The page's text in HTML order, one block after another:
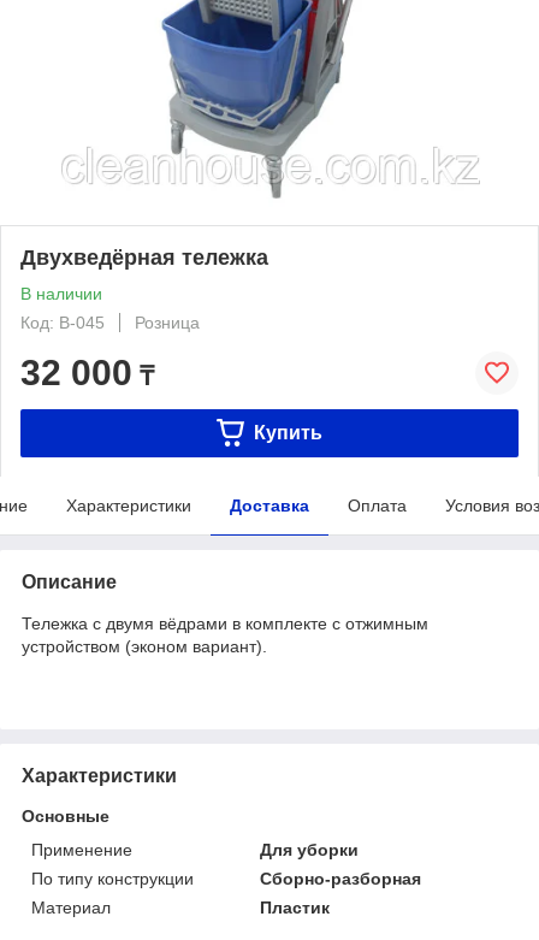
Двухведёрная тележка
В наличии
Код: В-045
Розница
32 000 ₸
Купить
Характеристики Доставка Оплата Условия
Описание
Тележка с двумя вёдрами в комплекте с отжимным
устройством (эконом вариант).
Характеристики
Основные
Применение
Для уборки
По типу конструкции
Сборно-разборная
Материал
Пластик